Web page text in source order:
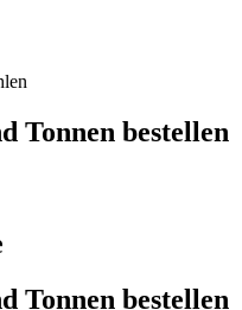
Tonnen bestellen
Tonnen bestellen